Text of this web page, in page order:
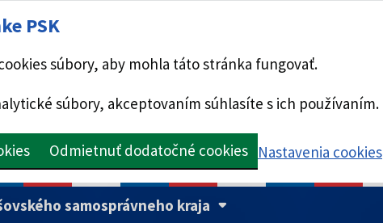
PSK
súbory, aby mohla táto stránka fungovať.
súbory, akceptovaním súhlasíte s ich používaním.
Odmietnuť dodatočné cookies Nastavenia cookies
samosprávneho kraja